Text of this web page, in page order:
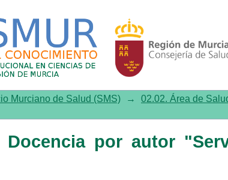
por autor "Servicio
Murciano de Salud (SMS) → 02.02. Área de
Docencia por autor